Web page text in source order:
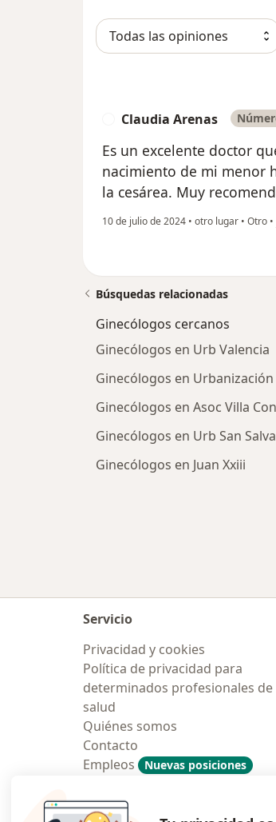
Claudia Arenas
Es un excelente doctor
nacimiento de mi menor
la cesárea. Muy
10 de julio de 2024 • otro lugar • Otro •
Búsquedas relacionadas
Ginecólogos cercanos
Ginecólogos en Urb Valencia
Ginecólogos en Urbanización
Ginecólogos en Asoc Villa
Ginecólogos en Urb San
Ginecólogos en Juan Xxiii
Servicio
Privacidad y cookies
Política de privacidad para
determinados profesionales de
salud
Quiénes somos
Contacto
Empleos
Nuevas posiciones
Contratación